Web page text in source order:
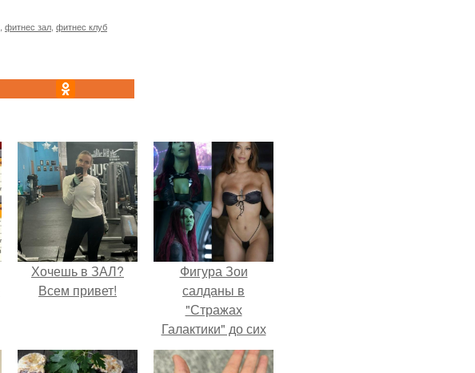
фитнес зал фитнес клуб
Хочешь в ЗАЛ?
Всем привет!
Фигура Зои
салданы в
"Стражах
Галактики" до сих
пор вызывает
восхищение.